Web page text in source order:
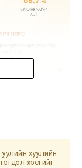
хуулийн
хэсгийг